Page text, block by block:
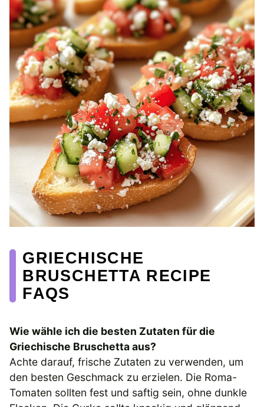
GRIECHISCHE
BRUSCHETTA RECIPE
FAQS
Wie wähle ich die besten Zutaten für die
Griechische Bruschetta aus?
Achte darauf, frische Zutaten zu verwenden, um
den besten Geschmack zu erzielen. Die Roma-
Tomaten sollten fest und saftig sein, ohne dunkle